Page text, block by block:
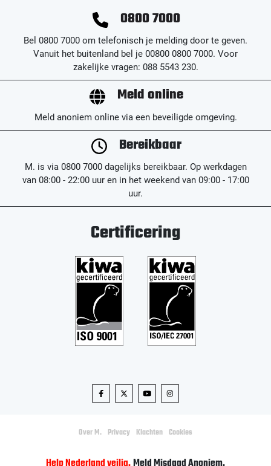
0800 7000
Bel 0800 7000 om telefonisch je melding door te geven.
Vanuit het buitenland bel je 00800 0800 7000. Voor
zakelijke vragen: 088 5543 230.
Meld online
Meld anoniem online via een beveiligde omgeving.
Bereikbaar
M. is via 0800 7000 dagelijks bereikbaar. Op werkdagen
van 08:00 - 22:00 uur en in het weekend van 09:00 - 17:00
uur.
Certificering
Over M. Privacy Klachten Cookies